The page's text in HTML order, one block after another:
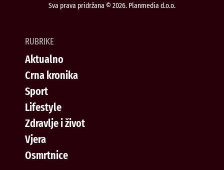
Sva prava pridržana © 2026. Planmedia d.o.o.
RUBRIKE
Aktualno
Crna kronika
Sport
Lifestyle
Zdravlje i život
Vjera
Osmrtnice